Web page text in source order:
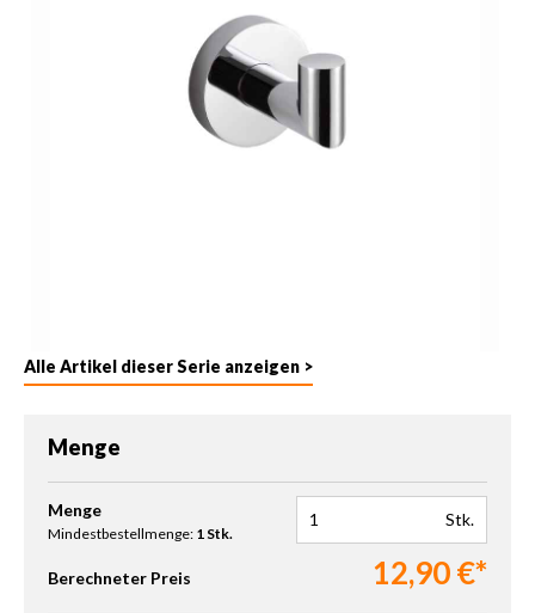
Alle Artikel dieser Serie anzeigen >
Menge
Produkt Anzahl: Gib den gewünschten Wert ein oder benutze
Menge
Mindestbestellmenge: 1 Stk.
Stk.
Berechneter Preis 12,90 €*